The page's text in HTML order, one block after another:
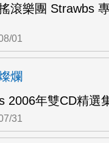
滾樂團 Strawbs
01
爛
2006年雙CD精選
31